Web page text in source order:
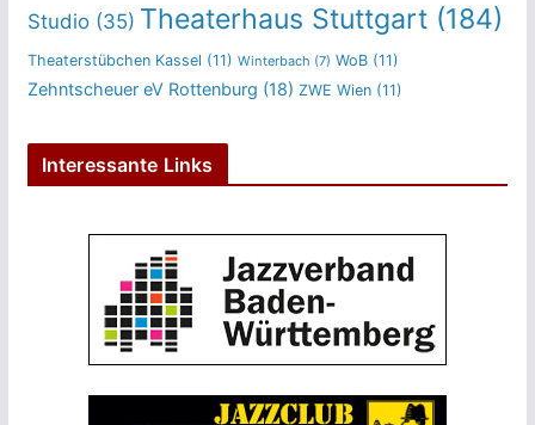
Studio(35) Theaterhaus Stuttgart(184)
Theaterstübchen Kassel (11) Winterbach (7) WoB(11)
Zehntscheuer eV Rottenburg (18) ZWE Wien(11)
Interessante Links